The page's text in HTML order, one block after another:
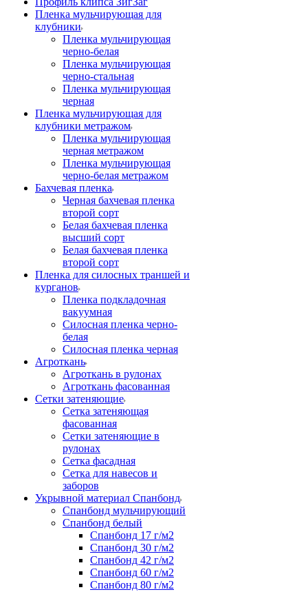
Пленка мульчирующая для
клубники
Пленка мульчирующая
черно-белая
Пленка мульчирующая
черно-стальная
Пленка мульчирующая
черная
Пленка мульчирующая для
клубники метражом
Пленка мульчирующая
черная метражом
Пленка мульчирующая
черно-белая метражом
Бахчевая пленка
Черная бахчевая пленка
второй сорт
Белая бахчевая пленка
высший сорт
Белая бахчевая пленка
второй сорт
Пленка для силосных траншей и
курганов
Пленка подкладочная
вакуумная
Силосная пленка черно-
белая
Силосная пленка черная
Агроткань
Агроткань в рулонах
Агроткань фасованная
Сетки затеняющие
Сетка затеняющая
фасованная
Сетки затеняющие в
рулонах
Сетка фасадная
Сетка для навесов и
заборов
Укрывной материал Спанбонд
Спанбонд мульчирующий
Спанбонд белый
Спанбонд 17 г/м2
Спанбонд 30 г/м2
Спанбонд 42 г/м2
Спанбонд 60 г/м2
Спанбонд 80 г/м2